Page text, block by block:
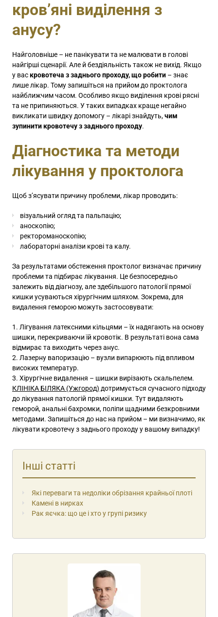
кров’яні виділення з
анусу?
Найголовніше – не панікувати та не малювати в голові
найгірші сценарії. Але й бездіяльність також не вихід. Якщо
у васкровотеча з заднього проходу, що робити – знає
лише лікар. Тому запишіться на прийом до проктолога
найближчим часом. Особливо якщо виділення крові рясні
та не припиняються. У таких випадках краще негайно
викликати швидку допомогу – лікарі знайдуть,чим
зупинити кровотечу з заднього проходу.
Діагностика та методи
лікування у проктолога
Щоб з’ясувати причину проблеми, лікар проводить:
візуальний огляд та пальпацію;
аноскопію;
ректороманоскопію;
лабораторні аналізи крові та калу.
За результатами обстеження проктолог визначає причину
проблеми та підбирає лікування. Це безпосередньо
залежить від діагнозу, але здебільшого патології прямої
кишки усуваються хірургічним шляхом. Зокрема, для
видалення геморою можуть застосовувати:
Лігування латексними кільцями – їх надягають на основу
шишки, перекриваючи їй кровотік. В результаті вона сама
відмирає та виходить через анус.
Лазерну вапоризацію – вузли випарюють під впливом
високих температур.
Хірургічне видалення – шишки вирізають скальпелем.
КЛІНІКА БІЛЯКА (Ужгород) дотримується сучасного підходу
до лікування патологій прямої кишки. Тут видаляють
геморой, анальні бахромки, поліпи щадними безкровними
методами. Запишіться до нас на прийом – ми визначимо, як
лікувати кровотечу з заднього проходу у вашому випадку!
Інші статті
Які переваги та недоліки обрізання крайньої плоті
Камені в нирках
Рак яєчка: що це і хто у групі ризику